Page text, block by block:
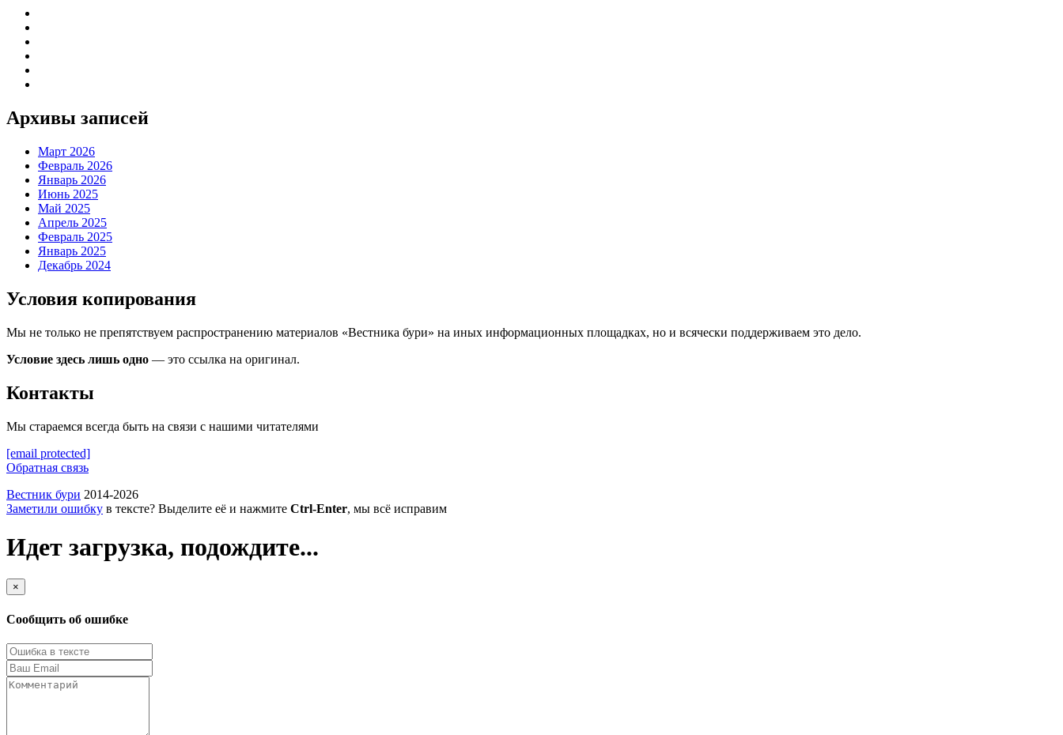
Архивы записей
Март 2026
Февраль 2026
Январь 2026
Июнь 2025
Май 2025
Апрель 2025
Февраль 2025
Январь 2025
Декабрь 2024
Условия копирования
Мы не только не препятствуем распространению материалов «Вестника бури» на иных информационных площадках, но и всячески поддерживаем это дело.
Условие здесь лишь одно — это ссылка на оригинал.
Контакты
Мы стараемся всегда быть на связи с нашими читателями
[email protected]
Обратная связь
Вестник бури 2014-2026
Заметили ошибку в тексте? Выделите её и нажмите Ctrl-Enter, мы всё исправим
Идет загрузка, подождите...
×
Сообщить об ошибке